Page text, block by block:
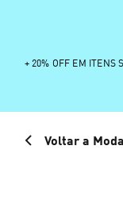
+ 20% OFF EM ITENS
Voltar a